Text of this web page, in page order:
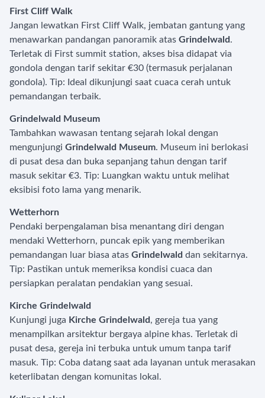
First Cliff Walk
Jangan lewatkan First Cliff Walk, jembatan gantung yang
menawarkan pandangan panoramik atas Grindelwald .
Terletak di First summit station, akses bisa didapat via
gondola dengan tarif sekitar €30 (termasuk perjalanan
gondola). Tip: Ideal dikunjungi saat cuaca cerah untuk
pemandangan terbaik.
Grindelwald Museum
Tambahkan wawasan tentang sejarah lokal dengan
mengunjungi Grindelwald Museum. Museum ini berlokasi
di pusat desa dan buka sepanjang tahun dengan tarif
masuk sekitar €3. Tip: Luangkan waktu untuk melihat
eksibisi foto lama yang menarik.
Wetterhorn
Pendaki berpengalaman bisa menantang diri dengan
mendaki Wetterhorn, puncak epik yang memberikan
pemandangan luar biasa atas Grindelwald dan sekitarnya.
Tip: Pastikan untuk memeriksa kondisi cuaca dan
persiapkan peralatan pendakian yang sesuai.
Kirche Grindelwald
Kunjungi juga Kirche Grindelwald , gereja tua yang
menampilkan arsitektur bergaya alpine khas. Terletak di
pusat desa, gereja ini terbuka untuk umum tanpa tarif
masuk. Tip: Coba datang saat ada layanan untuk merasakan
keterlibatan dengan komunitas lokal.